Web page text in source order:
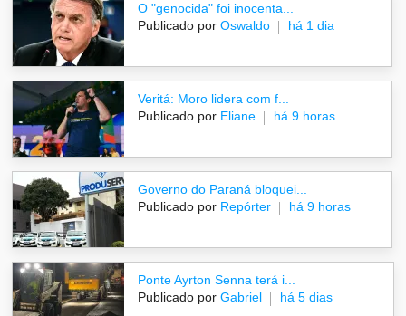
O "genocida" foi inocenta...
Publicado por Oswaldo há 1 dia
Veritá: Moro lidera com f...
Publicado por Eliane há 9 horas
Governo do Paraná bloquei...
Publicado por Repórter há 9 horas
Ponte Ayrton Senna terá i...
Publicado por Gabriel há 5 dias